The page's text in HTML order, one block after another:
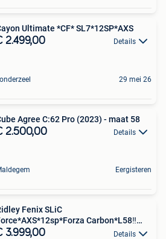
Ultimate *CF* SL7*12SP*AXS
2.499,00 Details
29 mei 26
Agree C:62 Pro (2023) - maat 58
2.500,00 Details
Eergisteren
Fenix SLiC
Carbon*L58‼️
3.999,00 Details